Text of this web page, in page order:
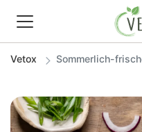
REZEPTWELT
WISSEN
Vetox Sommerlich-